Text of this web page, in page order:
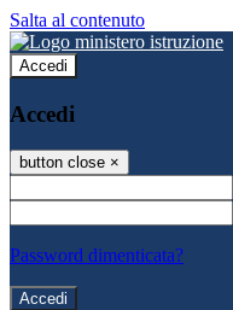
Salta al contenuto
Accedi
Accedi
button close ×
Password dimenticata?